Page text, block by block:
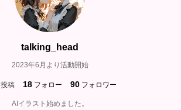
talking_head
2023年6月より活動開始
投稿 18 フォロー 90 フォロワー
AIイラスト始めました。